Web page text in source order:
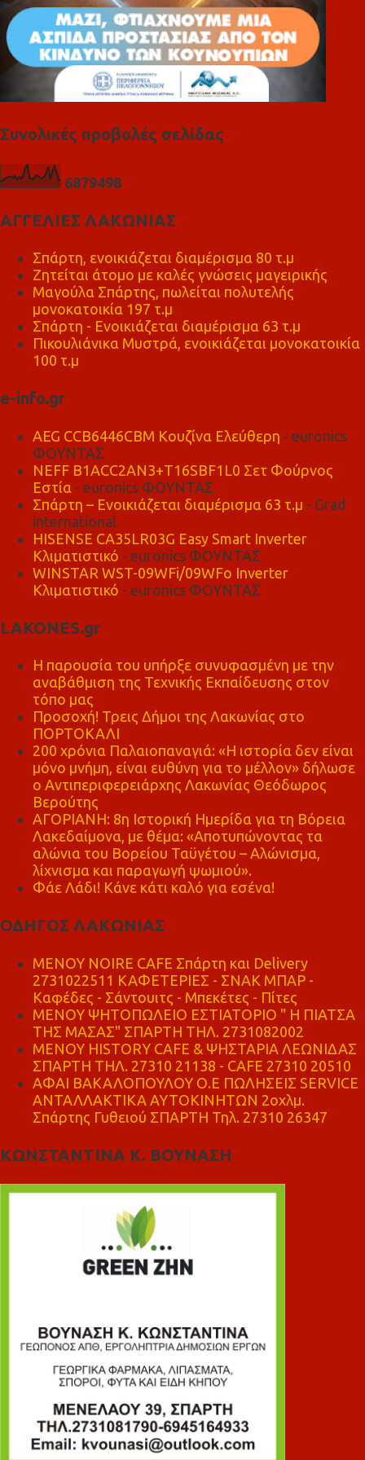
Συνολικές προβολές σελίδας
6879498
ΑΓΓΕΛΙΕΣ ΛΑΚΩΝΙΑΣ
Σπάρτη, ενοικιάζεται διαμέρισμα 80 τ.μ
Ζητείται άτομο με καλές γνώσεις μαγειρικής
Μαγούλα Σπάρτης, πωλείται πολυτελής
μονοκατοικία 197 τ.μ
Σπάρτη - Ενοικιάζεται διαμέρισμα 63 τ.μ
Πικουλιάνικα Μυστρά, ενοικιάζεται μονοκατοικία
100 τ.μ
e-info.gr
AEG CCB6446CBM Κουζίνα Ελεύθερη - euronics
ΦΟΥΝΤΑΣ
NEFF B1ACC2AN3+T16SBF1L0 Σετ Φούρνος
Εστία - euronics ΦΟΥΝΤΑΣ
Σπάρτη – Ενοικιάζεται διαμέρισμα 63 τ.μ - Grad
international
HISENSE CA35LR03G Easy Smart Inverter
Κλιματιστικό - euronics ΦΟΥΝΤΑΣ
WINSTAR WST-09WFi/09WFo Inverter
Κλιματιστικό - euronics ΦΟΥΝΤΑΣ
LAKONES.gr
Η παρουσία του υπήρξε συνυφασμένη με την
αναβάθμιση της Τεχνικής Εκπαίδευσης στον
τόπο μας
Προσοχή! Τρεις Δήμοι της Λακωνίας στο
ΠΟΡΤΟΚΑΛΙ
200 χρόνια Παλαιοπαναγιά: «Η ιστορία δεν είναι
μόνο μνήμη, είναι ευθύνη για το μέλλον» δήλωσε
ο Αντιπεριφερειάρχης Λακωνίας Θεόδωρος
Βερούτης
ΑΓΟΡΙΑΝΗ: 8η Ιστορική Ημερίδα για τη Βόρεια
Λακεδαίμονα, με θέμα: «Αποτυπώνοντας τα
αλώνια του Βορείου Ταϋγέτου – Αλώνισμα,
λίχνισμα και παραγωγή ψωμιού».
Φάε Λάδι! Κάνε κάτι καλό για εσένα!
ΟΔΗΓΟΣ ΛΑΚΩΝΙΑΣ
MENOY NOIRE CAFE Σπάρτη και Delivery
2731022511 ΚΑΦΕΤΕΡΙΕΣ - ΣΝΑΚ ΜΠΑΡ -
Καφέδες - Σάντουιτς - Μπεκέτες - Πίτες
ΜΕΝΟΥ ΨΗΤΟΠΩΛΕΙΟ ΕΣΤΙΑΤΟΡΙΟ " Η ΠΙΑΤΣΑ
ΤΗΣ ΜΑΣΑΣ" ΣΠΑΡΤΗ ΤΗΛ. 2731082002
ΜΕΝΟΥ HISTORY CAFE & ΨΗΣΤΑΡΙΑ ΛΕΩΝΙΔΑΣ
ΣΠΑΡΤΗ ΤΗΛ. 27310 21138 - CAFE 27310 20510
ΑΦΑΙ ΒΑΚΑΛΟΠΟΥΛΟΥ Ο.Ε ΠΩΛΗΣΕΙΣ SERVICE
ΑΝΤΑΛΛΑΚΤΙΚΑ ΑΥΤΟΚΙΝΗΤΩΝ 2οχλμ.
Σπάρτης Γυθειού ΣΠΑΡΤΗ Τηλ. 27310 26347
ΚΩΝΣΤΑΝΤΙΝΑ Κ. ΒΟΥΝΑΣΗ